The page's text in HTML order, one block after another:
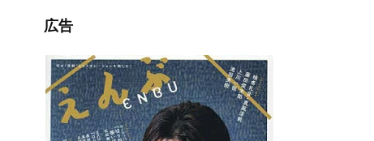
広告